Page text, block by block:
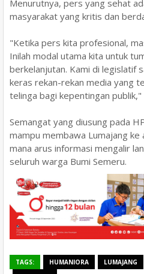
Menurutnya, pers yang sehat
masyarakat yang kritis dan
"Ketika pers kita profesional,
Inilah modal utama kita untuk
berkelanjutan. Kami di legislatif
keras rekan-rekan media yang
telinga bagi kepentingan
Semangat yang diusung pada
mampu membawa Lumajang
mana arus informasi mengalir
seluruh warga Bumi Semeru.
TAGS: HUMANIORA LUMAJANG